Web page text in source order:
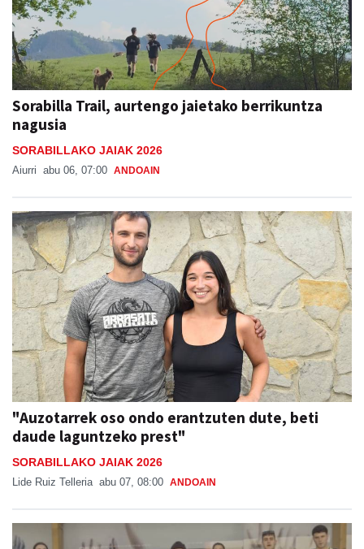
Sorabilla Trail, aurtengo jaietako berrikuntza
nagusia
SORABILLAKO JAIAK 2026
Aiurri abu 06, 07:00 ANDOAIN
"Auzotarrek oso ondo erantzuten dute, beti
daude laguntzeko prest"
SORABILLAKO JAIAK 2026
Lide Ruiz Telleria abu 07, 08:00 ANDOAIN